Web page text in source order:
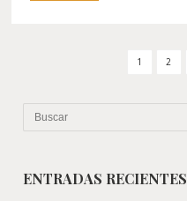
1 2
ENTRADAS RECIENTES